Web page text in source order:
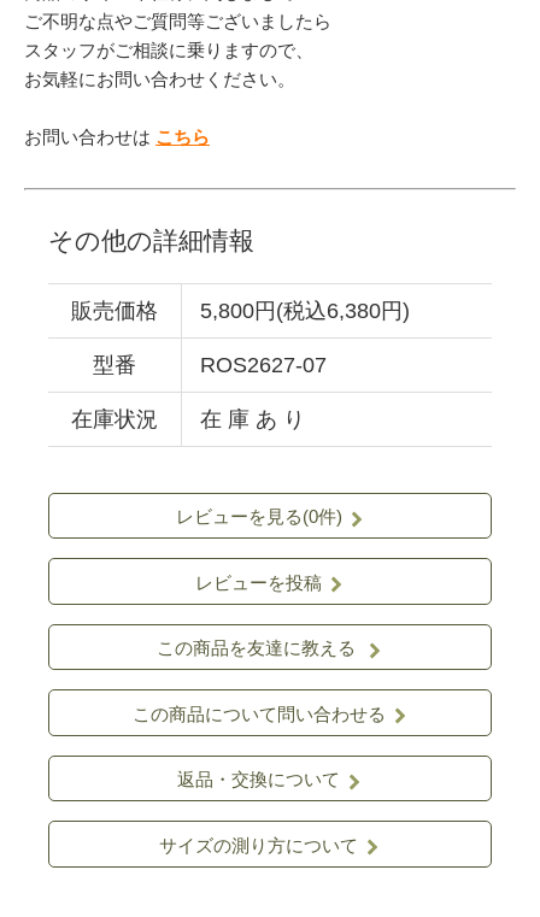
ご不明な点やご質問等ございましたら
スタッフがご相談に乗りますので、
お気軽にお問い合わせください。
お問い合わせは こちら
その他の詳細情報
販売価格 5,800円(税込6,380円)
型番 ROS2627-07
在庫状況 在 庫 あ り
レビューを見る(0件)
レビューを投稿
この商品を友達に教える
この商品について問い合わせる
返品・交換について
サイズの測り方について